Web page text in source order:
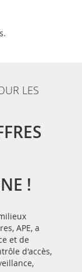
LES
!
APE, a
et de
d'accès,